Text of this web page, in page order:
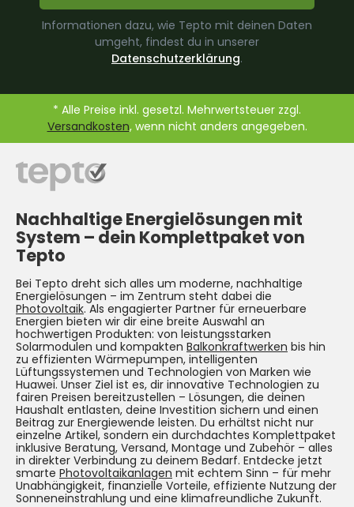
Informationen dazu, wie Tepto mit deinen Daten
umgeht, findest du in unserer
Datenschutzerklärung.
* Alle Preise inkl. gesetzl. Mehrwertsteuer zzgl.
Versandkosten, wenn nicht anders angegeben.
Nachhaltige Energielösungen mit
System – dein Komplettpaket von
Tepto
Bei Tepto dreht sich alles um moderne, nachhaltige
Energielösungen – im Zentrum steht dabei die
Photovoltaik. Als engagierter Partner für erneuerbare
Energien bieten wir dir eine breite Auswahl an
hochwertigen Produkten: von leistungsstarken
Solarmodulen und kompakten Balkonkraftwerken bis hin
zu effizienten Wärmepumpen, intelligenten
Lüftungssystemen und Technologien von Marken wie
Huawei. Unser Ziel ist es, dir innovative Technologien zu
fairen Preisen bereitzustellen – Lösungen, die deinen
Haushalt entlasten, deine Investition sichern und einen
Beitrag zur Energiewende leisten. Du erhältst nicht nur
einzelne Artikel, sondern ein durchdachtes Komplettpaket
inklusive Beratung, Versand, Montage und Zubehör – alles
in direkter Verbindung zu deinem Bedarf. Entdecke jetzt
smarte Photovoltaikanlagen mit echtem Sinn – für mehr
Unabhängigkeit, finanzielle Vorteile, effiziente Nutzung der
Sonneneinstrahlung und eine klimafreundliche Zukunft.